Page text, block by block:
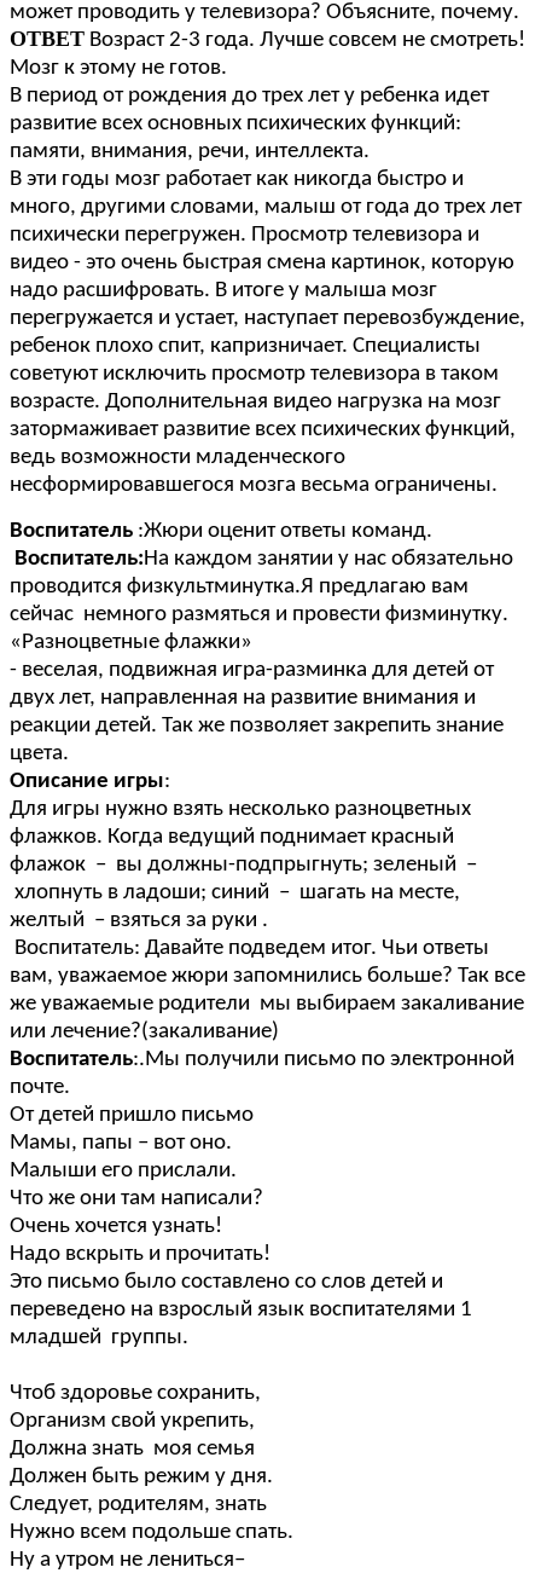
может проводить у телевизора? Объясните, почему.
ОТВЕТ Возраст 2-3 года. Лучше совсем не смотреть!
Мозг к этому не готов.
В период от рождения до трех лет у ребенка идет
развитие всех основных психических функций:
памяти, внимания, речи, интеллекта.
В эти годы мозг работает как никогда быстро и
много, другими словами, малыш от года до трех лет
психически перегружен. Просмотр телевизора и
видео - это очень быстрая смена картинок, которую
надо расшифровать. В итоге у малыша мозг
перегружается и устает, наступает перевозбуждение,
ребенок плохо спит, капризничает. Специалисты
советуют исключить просмотр телевизора в таком
возрасте. Дополнительная видео нагрузка на мозг
затормаживает развитие всех психических функций,
ведь возможности младенческого
несформировавшегося мозга весьма ограничены.
Воспитатель :Жюри оценит ответы команд.
Воспитатель: На каждом занятии у нас обязательно
проводится физкультминутка.Я предлагаю вам
сейчас немного размяться и провести физминутку.
«Разноцветные флажки»
- веселая, подвижная игра-разминка для детей от
двух лет, направленная на развитие внимания и
реакции детей. Так же позволяет закрепить знание
цвета.
Описание игры:
Для игры нужно взять несколько разноцветных
флажков. Когда ведущий поднимает красный
флажок – вы должны-подпрыгнуть; зеленый –
хлопнуть в ладоши; синий – шагать на месте,
желтый – взяться за руки .
Воспитатель: Давайте подведем итог. Чьи ответы
вам, уважаемое жюри запомнились больше? Так все
же уважаемые родители мы выбираем закаливание
или лечение?(закаливание)
Воспитатель:.Мы получили письмо по электронной
почте.
От детей пришло письмо
Мамы, папы – вот оно.
Малыши его прислали.
Что же они там написали?
Очень хочется узнать!
Надо вскрыть и прочитать!
Это письмо было составлено со слов детей и
переведено на взрослый язык воспитателями 1
младшей группы.
Чтоб здоровье сохранить,
Организм свой укрепить,
Должна знать моя семья
Должен быть режим у дня.
Следует, родителям, знать
Нужно всем подольше спать.
Ну а утром не лениться–